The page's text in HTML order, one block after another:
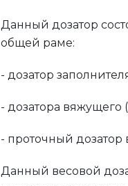
Данный дозатор
общей раме:
- дозатор
- дозатора вяжущего
- проточный дозатор
Данный весовой